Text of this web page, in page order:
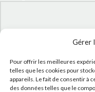
Gérer
Pour offrir les meilleures
telles que les cookies pour
appareils. Le fait de consentir à
des données telles que le